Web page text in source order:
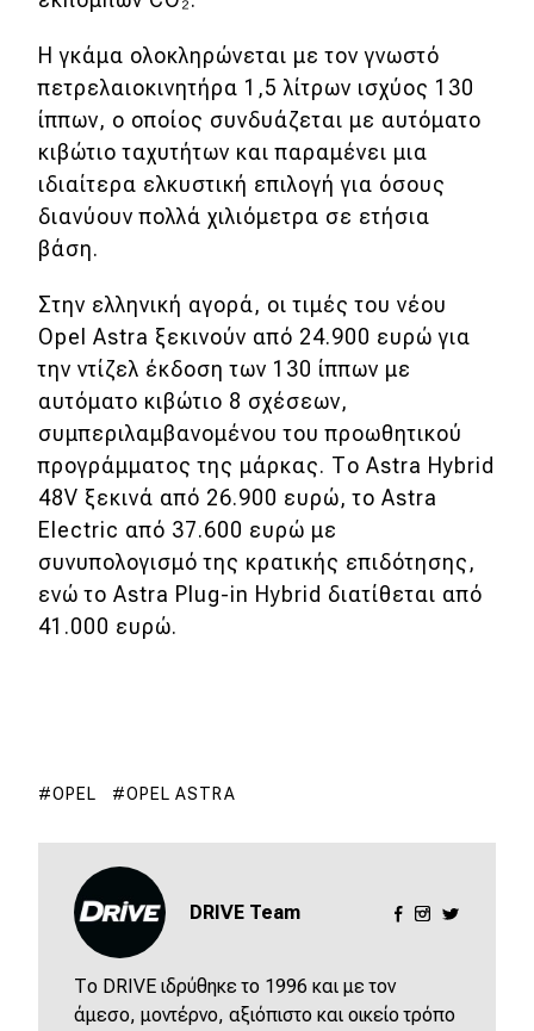
Η γκάμα ολοκληρώνεται με τον γνωστό
πετρελαιοκινητήρα 1,5 λίτρων ισχύος 130
ίππων, ο οποίος συνδυάζεται με αυτόματο
κιβώτιο ταχυτήτων και παραμένει μια
ιδιαίτερα ελκυστική επιλογή για όσους
διανύουν πολλά χιλιόμετρα σε ετήσια
βάση.
Στην ελληνική αγορά, οι τιμές του νέου
Opel Astra ξεκινούν από 24.900 ευρώ για
την ντίζελ έκδοση των 130 ίππων με
αυτόματο κιβώτιο 8 σχέσεων,
συμπεριλαμβανομένου του προωθητικού
προγράμματος της μάρκας. Το Astra Hybrid
48V ξεκινά από 26.900 ευρώ, το Astra
Electric από 37.600 ευρώ με
συνυπολογισμό της κρατικής επιδότησης,
ενώ το Astra Plug-in Hybrid διατίθεται από
41.000 ευρώ.
OPEL OPEL ASTRA
DRIVE Team
Το DRIVE ιδρύθηκε το 1996 και με τον
άμεσο, μοντέρνο, αξιόπιστο και οικείο τρόπο